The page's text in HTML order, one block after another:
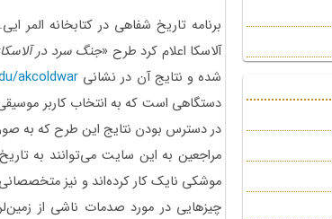
برنامه تاریخ شفاهی در کتابخانه المر
آلاسکا اعلام کرد طرح «جنگ سرد در
شده و نتایج آن در نشانی akcoldwar
دستگاهی است که به انتخاب کاربر
در دسترس بودن نتایج این طرح که به
موشکی نایک کار کرده‌اند و نیز
چیزهایی در مورد صدمات ناشی از زمین‌لرزه سال 1964 به پایگاه‌های